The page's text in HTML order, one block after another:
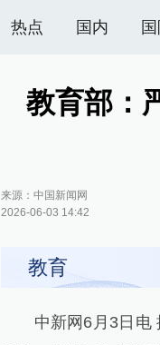
热点 国内
教育部：
来源： 中国新闻网
2026-06-03 14:42
教育
中新网6月3日电 据